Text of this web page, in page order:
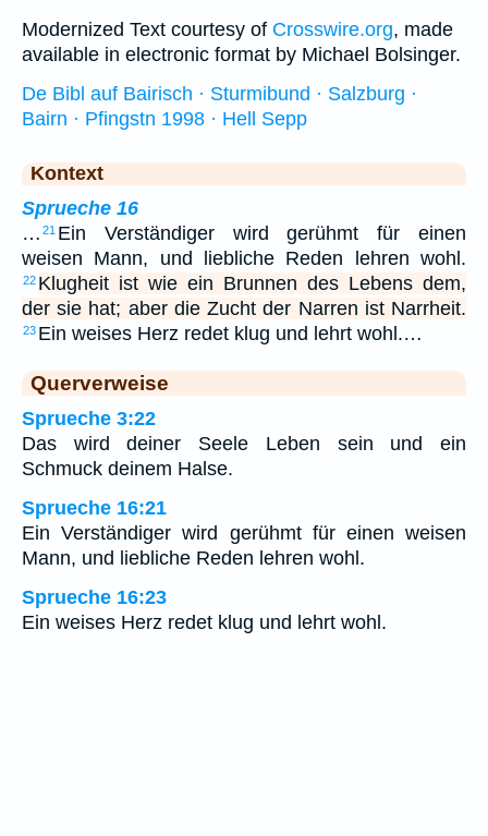
Modernized Text courtesy of Crosswire.org, made
available in electronic format by Michael Bolsinger.
De Bibl auf Bairisch · Sturmibund · Salzburg ·
Bairn · Pfingstn 1998 · Hell Sepp
Kontext
Sprueche 16
… 21 Ein Verständiger wird gerühmt für einen
weisen Mann, und liebliche Reden lehren wohl.
22 Klugheit ist wie ein Brunnen des Lebens dem,
der sie hat; aber die Zucht der Narren ist Narrheit.
23 Ein weises Herz redet klug und lehrt wohl.…
Querverweise
Sprueche 3:22
Das wird deiner Seele Leben sein und ein
Schmuck deinem Halse.
Sprueche 16:21
Ein Verständiger wird gerühmt für einen weisen
Mann, und liebliche Reden lehren wohl.
Sprueche 16:23
Ein weises Herz redet klug und lehrt wohl.